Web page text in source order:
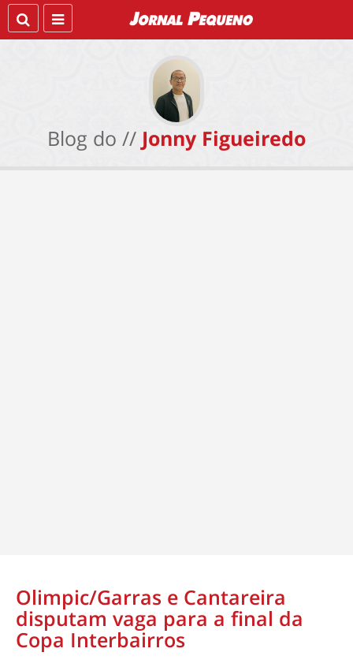
Blog do // Jonny Figueiredo
Olimpic/Garras e Cantareira
disputam vaga para a final da
Copa Interbairros